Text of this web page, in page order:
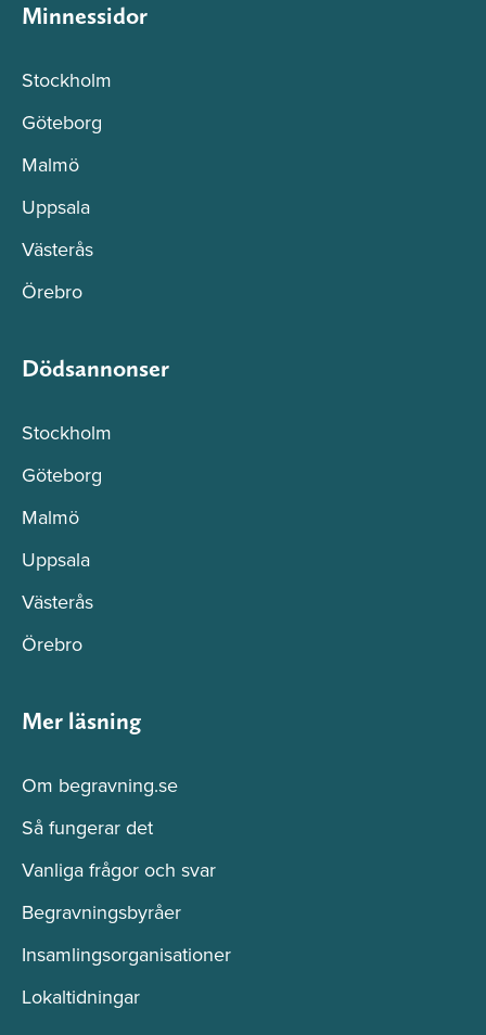
Minnessidor
Stockholm
Göteborg
Malmö
Uppsala
Västerås
Örebro
Dödsannonser
Stockholm
Göteborg
Malmö
Uppsala
Västerås
Örebro
Mer läsning
Om begravning.se
Så fungerar det
Vanliga frågor och svar
Begravningsbyråer
Insamlingsorganisationer
Lokaltidningar